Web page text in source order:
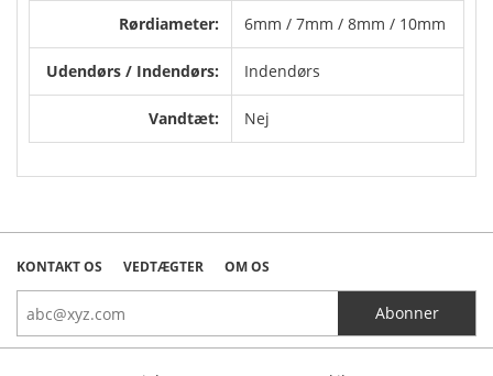
Rørdiameter: 6mm / 7mm / 8mm / 10mm
Udendørs / Indendørs: Indendørs
Vandtæt: Nej
KONTAKT OS VEDTÆGTER OM OS